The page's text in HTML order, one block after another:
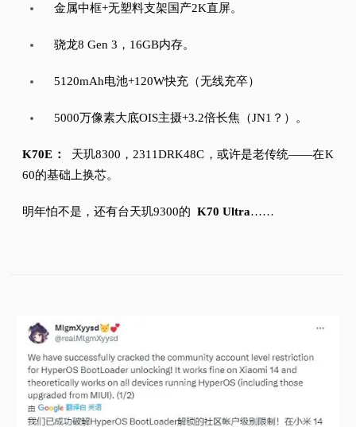
金属中框+无塑料支架国产2K直屏。
骁龙8 Gen 3，16GB内存。
5120mAh电池+120W快充（无线充卒）
5000万像素大底OIS主摄+3.2倍长焦（JN1？ ）。
K70E：
天玑8300，2311DRK48C，或许是老传统——在K
60的基础上换芯。
明年怕不是，还有台天玑9300的K70 Ultra……